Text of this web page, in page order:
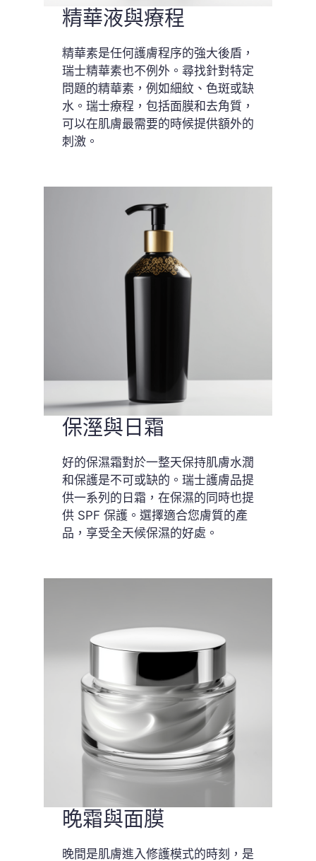
精華液與療程
精華素是任何護膚程序的強大後盾，
瑞士精華素也不例外。尋找針對特定
問題的精華素，例如細紋、色斑或缺
水。瑞士療程，包括面膜和去角質，
可以在肌膚最需要的時候提供額外的
刺激。
保溼與日霜
好的保濕霜對於一整天保持肌膚水潤
和保護是不可或缺的。瑞士護膚品提
供一系列的日霜，在保濕的同時也提
供 SPF 保護。選擇適合您膚質的產
品，享受全天候保濕的好處。
晚霜與面膜
晚間是肌膚進入修護模式的時刻，是